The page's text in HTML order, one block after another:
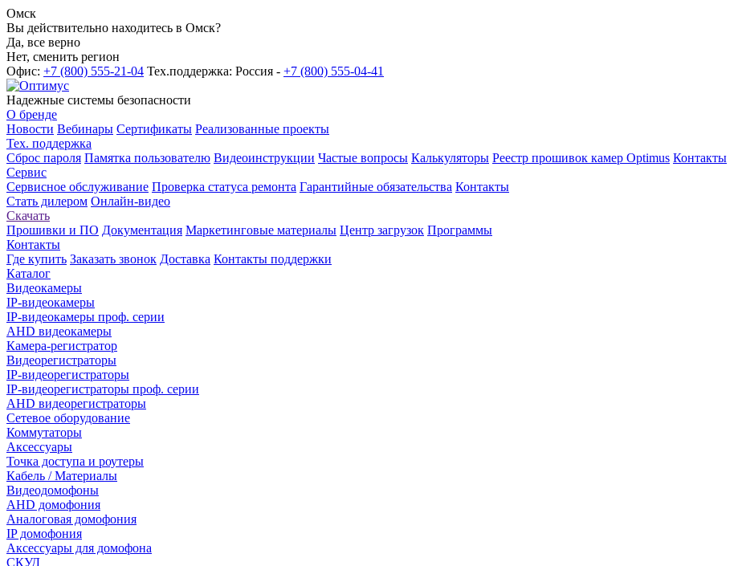
Омск
Вы действительно находитесь в Омск?
Да, все верно
Нет, сменить регион
Офис: +7 (800) 555-21-04 Тех.поддержка: Россия - +7 (800) 555-04-41
Надежные системы безопасности
О бренде
Новости Вебинары Сертификаты Реализованные проекты
Тех. поддержка
Сброс пароля Памятка пользователю Видеоинструкции Частые вопросы Калькуляторы Реестр прошивок камер Optimus Контакты
Сервис
Сервисное обслуживание Проверка статуса ремонта Гарантийные обязательства Контакты
Стать дилером Онлайн-видео
Скачать
Прошивки и ПО Документация Маркетинговые материалы Центр загрузок Программы
Контакты
Где купить Заказать звонок Доставка Контакты поддержки
Каталог
Видеокамеры
IP-видеокамеры
IP-видеокамеры проф. серии
AHD видеокамеры
Камера-регистратор
Видеорегистраторы
IP-видеорегистраторы
IP-видеорегистраторы проф. серии
AHD видеорегистраторы
Сетевое оборудование
Коммутаторы
Аксессуары
Точка доступа и роутеры
Кабель / Материалы
Видеодомофоны
AHD домофония
Аналоговая домофония
IP домофония
Аксессуары для домофона
СКУД